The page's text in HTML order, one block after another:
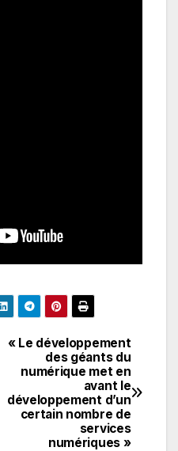
« Le développement
des géants du
numérique met en
avant le
développement d’un
certain nombre de
services
numériques »